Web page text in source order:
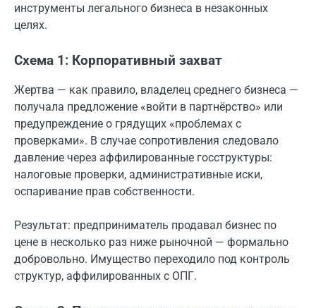
инструменты легального бизнеса в незаконных
целях.
Схема 1: Корпоративный захват
Жертва — как правило, владелец среднего бизнеса —
получала предложение «войти в партнёрство» или
предупреждение о грядущих «проблемах с
проверками». В случае сопротивления следовало
давление через аффилированные госструктуры:
налоговые проверки, административные иски,
оспаривание прав собственности.
Результат: предприниматель продавал бизнес по
цене в несколько раз ниже рыночной — формально
добровольно. Имущество переходило под контроль
структур, аффилированных с ОПГ.